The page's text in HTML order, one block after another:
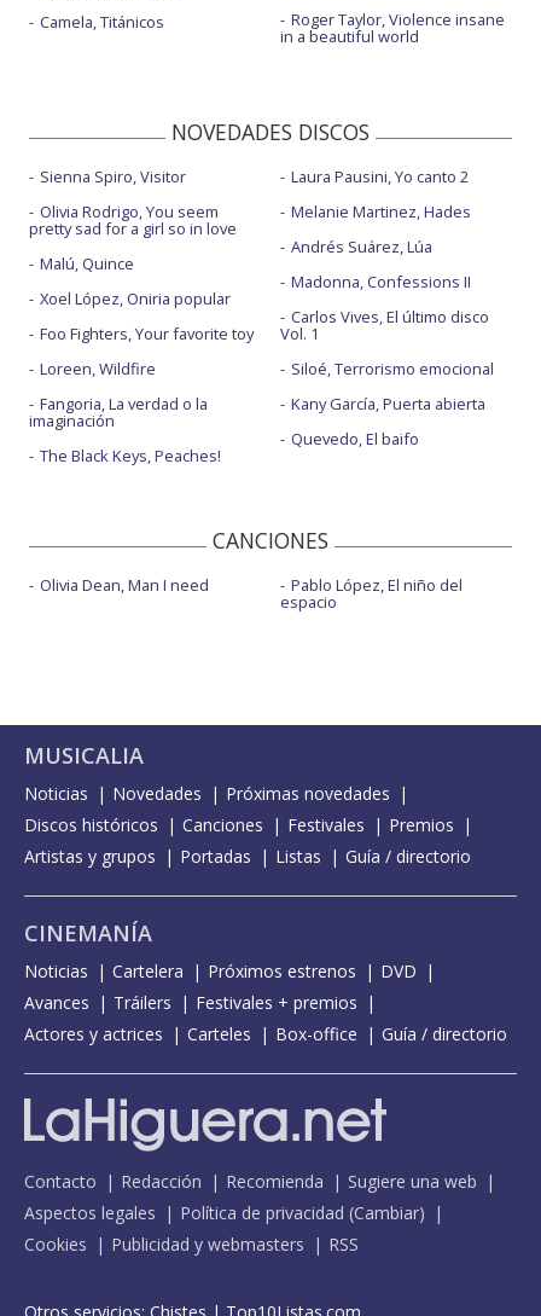
Camela, Titánicos
Roger Taylor, Violence insane
in a beautiful world
NOVEDADES DISCOS
Sienna Spiro, Visitor
Olivia Rodrigo, You seem
pretty sad for a girl so in love
Malú, Quince
Xoel López, Oniria popular
Foo Fighters, Your favorite toy
Loreen, Wildfire
Fangoria, La verdad o la
imaginación
The Black Keys, Peaches!
Laura Pausini, Yo canto 2
Melanie Martinez, Hades
Andrés Suárez, Lúa
Madonna, Confessions II
Carlos Vives, El último disco
Vol. 1
Siloé, Terrorismo emocional
Kany García, Puerta abierta
Quevedo, El baifo
CANCIONES
Olivia Dean, Man I need Pablo López, El niño del
espacio
MUSICALIA
Noticias Novedades
Próximas novedades
Discos históricos
Canciones Festivales
Premios
Artistas y grupos
Portadas Listas Guía / directorio
CINEMANÍA
Noticias Cartelera Próximos estrenos
DVD
Avances
Tráilers
Festivales + premios
Actores y actrices
Carteles Box-office Guía / directorio
Contacto Redacción Recomienda
Sugiere una web
Aspectos legales
Política de privacidad (Cambiar)
Cookies
Publicidad y webmasters RSS
Otros servicios: Chistes | Top10Listas.com